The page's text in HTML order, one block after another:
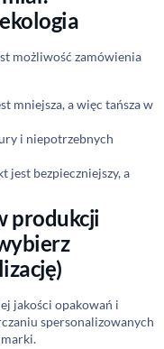
możliwość zamówienia
mniejsza, a więc tańsza w
i niepotrzebnych
jest bezpieczniejszy, a
produkcji
jakości opakowań i
spersonalizowanych